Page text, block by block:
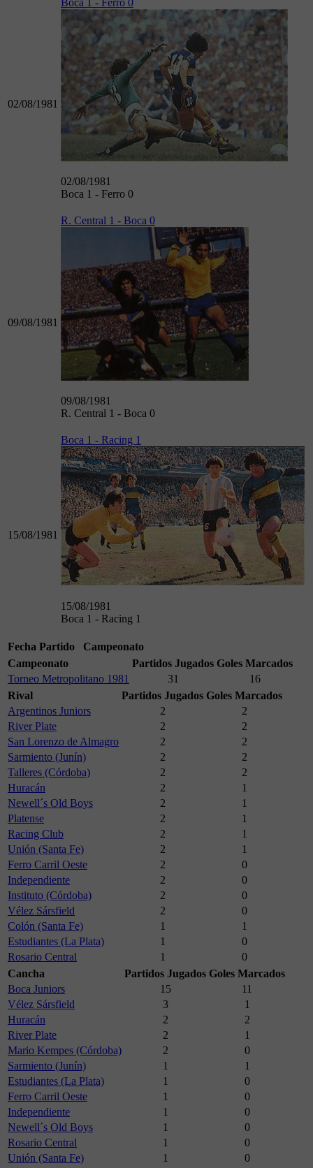
02/08/1981
Boca 1 - Ferro 0
02/08/1981
Boca 1 - Ferro 0
09/08/1981
R. Central 1 - Boca 0
09/08/1981
R. Central 1 - Boca 0
15/08/1981
Boca 1 - Racing 1
15/08/1981
Boca 1 - Racing 1
Fecha Partido
Campeonato
Campeonato
Partidos Jugados Goles Marcados
Torneo Metropolitano 1981
31
16
Rival
Partidos Jugados Goles Marcados
Argentinos Juniors
2
2
River Plate
2
2
San Lorenzo de Almagro
2
2
Sarmiento (Junín)
2
2
Talleres (Córdoba)
2
2
Huracán
2
1
Newell´s Old Boys
2
1
Platense
2
1
Racing Club
2
1
Unión (Santa Fe)
2
1
Ferro Carril Oeste
2
0
Independiente
2
0
Instituto (Córdoba)
2
0
Vélez Sársfield
2
0
Colón (Santa Fe)
1
1
Estudiantes (La Plata)
1
0
Rosario Central
1
0
Cancha
Partidos Jugados Goles Marcados
Boca Juniors
15
11
Vélez Sársfield
3
1
Huracán
2
2
River Plate
2
1
Mario Kempes (Córdoba)
2
0
Sarmiento (Junín)
1
1
Estudiantes (La Plata)
1
0
Ferro Carril Oeste
1
0
Independiente
1
0
Newell´s Old Boys
1
0
Rosario Central
1
0
Unión (Santa Fe)
1
0